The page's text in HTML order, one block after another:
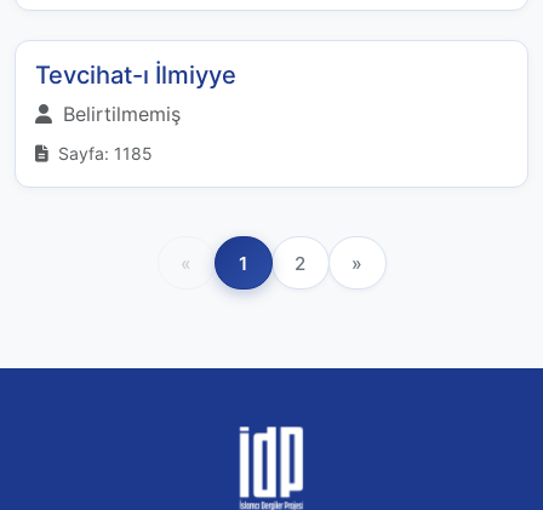
Tevcihat-ı İlmiyye
Belirtilmemiş
Sayfa: 1185
« 1 2 »